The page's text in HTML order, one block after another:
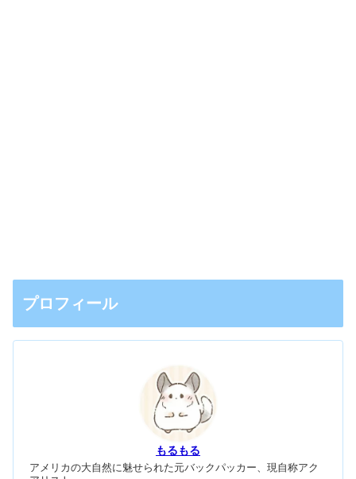
プロフィール
もるもる
アメリカの大自然に魅せられた元バックパッカー、現自称アク